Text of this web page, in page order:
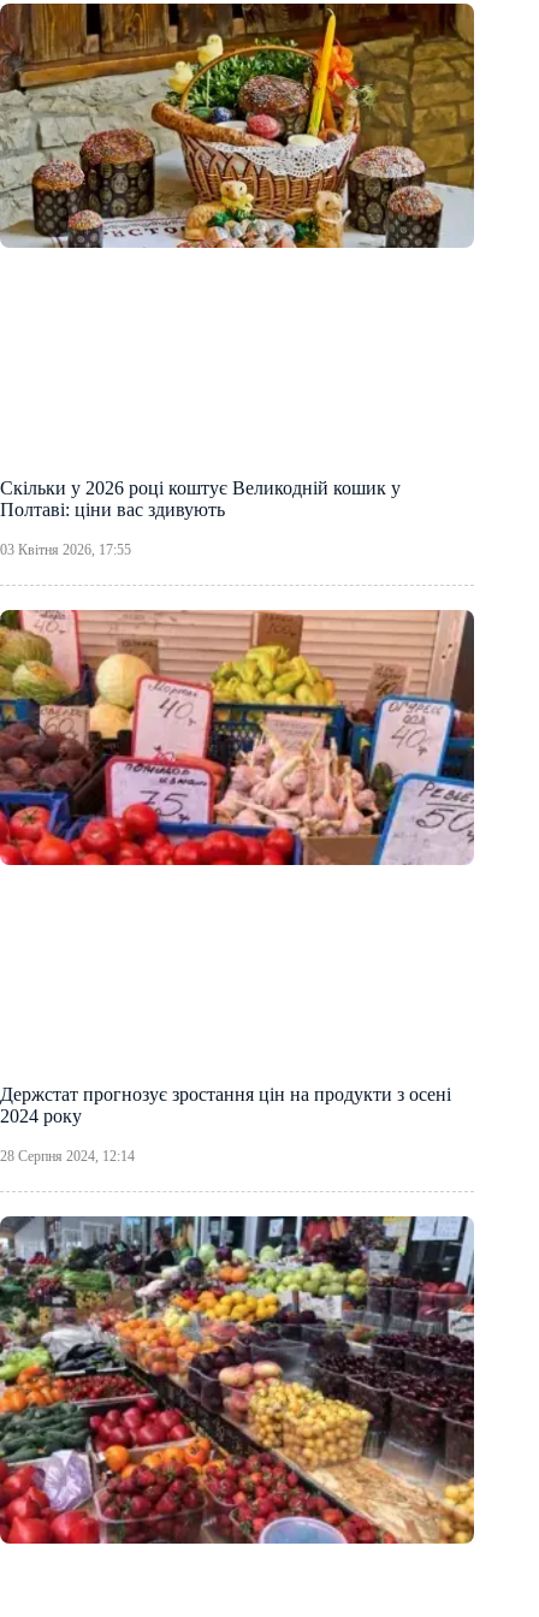
Скільки у 2026 році коштує Великодній кошик у
Полтаві: ціни вас здивують
03 Квітня 2026, 17:55
Держстат прогнозує зростання цін на продукти з осені
2024 року
28 Серпня 2024, 12:14